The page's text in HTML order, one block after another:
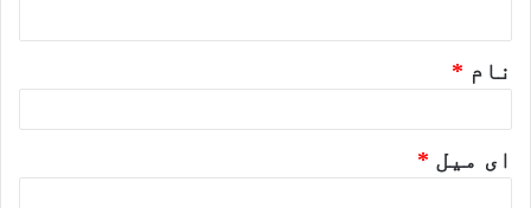
نام *
ای میل *